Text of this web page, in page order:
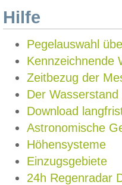
Hilfe
Pegelauswahl
Kennzeichnende
Zeitbezug der
Der Wasserstand
Download
Astronomische
Höhensysteme
Einzugsgebiete
24h Regenradar